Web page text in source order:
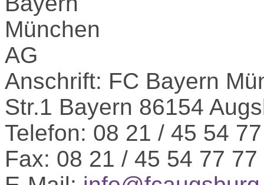
Anschrift: FC Bayern
Str.1 Bayern 86154
Telefon: 08 21 / 45 54
Fax: 08 21 / 45 54 77 77